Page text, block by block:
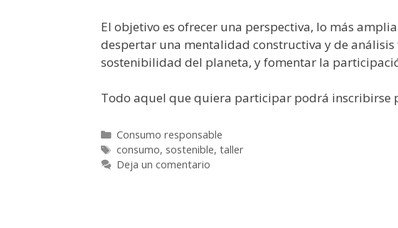
El objetivo es ofrecer una perspectiva, lo más
despertar una mentalidad constructiva y de
sostenibilidad del planeta, y fomentar la
Todo aquel que quiera participar podrá inscribirse
Consumo responsable
consumo, sostenible, taller
Deja un comentario